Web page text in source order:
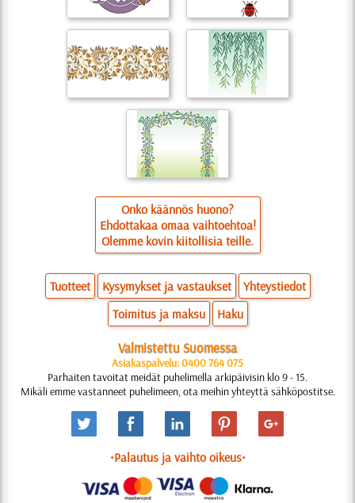
Onko käännös huono?
Ehdottakaa omaa vaihtoehtoa!
Olemme kovin kiitollisia teille.
Tuotteet Kysymykset ja vastaukset
Yhteystiedot
Toimitus ja maksu
Haku
Valmistettu Suomessa
Asiakaspalvelu: 0400 764 075
Parhaiten tavoitat meidät puhelimella arkipäivisin klo 9 - 15.
Mikäli emme vastanneet puhelimeen, ota meihin yhteyttä sähköpostitse.
•Palautus ja vaihto oikeus•